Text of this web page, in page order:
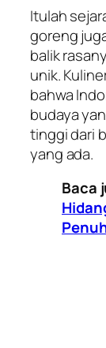
Itulah
goreng
balik
unik.
bahwa
budaya
tinggi dari
yang ada.
Baca